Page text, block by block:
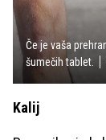
Če je vaša
šumečih tablet.
Kalij